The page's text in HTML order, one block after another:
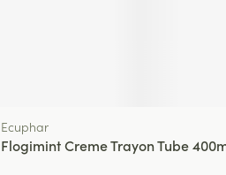
Ecuphar
Flogimint Creme Trayon Tube